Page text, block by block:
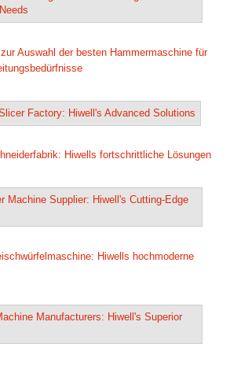
Auswahl der besten Hammermaschine für
Hiwells fortschrittliche Lösungen
Hiwells hochmoderne